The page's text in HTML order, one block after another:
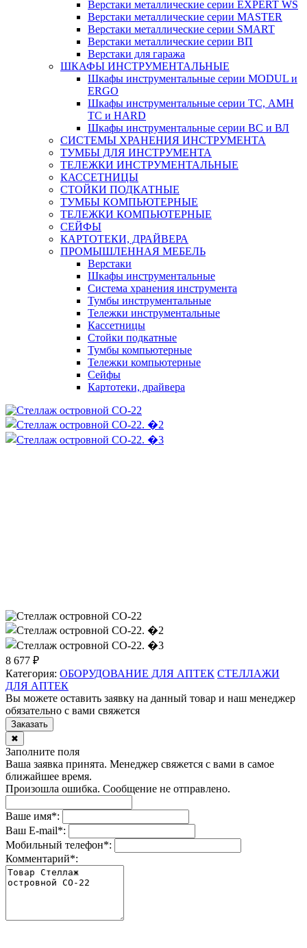
Верстаки металлические серии EXPERT WS
Верстаки металлические серии MASTER
Верстаки металлические серии SMART
Верстаки металлические серии ВП
Верстаки для гаража
ШКАФЫ ИНСТРУМЕНТАЛЬНЫЕ
Шкафы инструментальные серии MODUL и
ERGO
Шкафы инструментальные серии ТС, АМН
ТС и HARD
Шкафы инструментальные серии ВС и ВЛ
СИСТЕМЫ ХРАНЕНИЯ ИНСТРУМЕНТА
ТУМБЫ ДЛЯ ИНСТРУМЕНТА
ТЕЛЕЖКИ ИНСТРУМЕНТАЛЬНЫЕ
КАССЕТНИЦЫ
СТОЙКИ ПОДКАТНЫЕ
ТУМБЫ КОМПЬЮТЕРНЫЕ
ТЕЛЕЖКИ КОМПЬЮТЕРНЫЕ
СЕЙФЫ
КАРТОТЕКИ, ДРАЙВЕРА
ПРОМЫШЛЕННАЯ МЕБЕЛЬ
Верстаки
Шкафы инструментальные
Система хранения инструмента
Тумбы инструментальные
Тележки инструментальные
Кассетницы
Стойки подкатные
Тумбы компьютерные
Тележки компьютерные
Сейфы
Картотеки, драйвера
8 677 ₽
Категория: ОБОРУДОВАНИЕ ДЛЯ АПТЕК СТЕЛЛАЖИ
ДЛЯ АПТЕК
Вы можете оставить заявку на данный товар и наш менеджер
обязательно с вами свяжется
Заказать
✖
Заполните поля
Ваша заявка принята. Менеджер свяжется с вами в самое
ближайшее время.
Произошла ошибка. Сообщение не отправлено.
Ваше имя*:
Ваш E-mail*:
Мобильный телефон*:
Комментарий*: